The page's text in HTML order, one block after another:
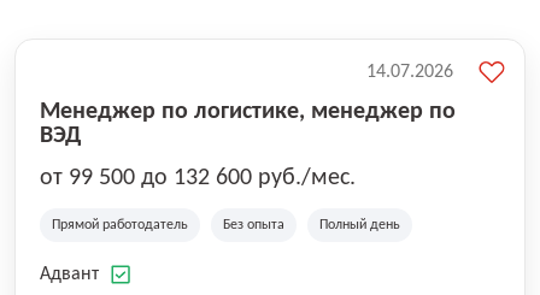
Менеджер по логистике, менеджер по
ВЭД
от 99 500 до 132 600 руб./мес.
Прямой работодатель Без опыта Полный день
Адвант
14.07.2026